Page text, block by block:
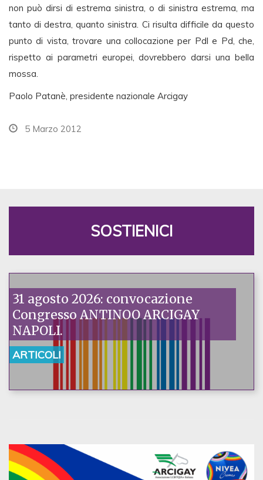
non può dirsi di estrema sinistra, o di sinistra estrema, ma
tanto di destra, quanto sinistra. Ci risulta difficile da questo
punto di vista, trovare una collocazione per Pdl e Pd, che,
rispetto ai parametri europei, dovrebbero darsi una bella
mossa.
Paolo Patanè, presidente nazionale Arcigay
5 Marzo 2012
SOSTIENICI
31 agosto 2026: convocazione
Congresso ANTINOO ARCIGAY
NAPOLI.
ARTICOLI